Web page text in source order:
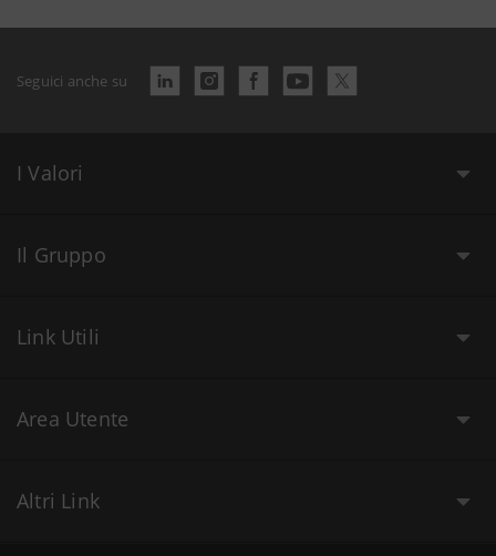
Seguici anche su
I Valori
Il Gruppo
Link Utili
Area Utente
Altri Link